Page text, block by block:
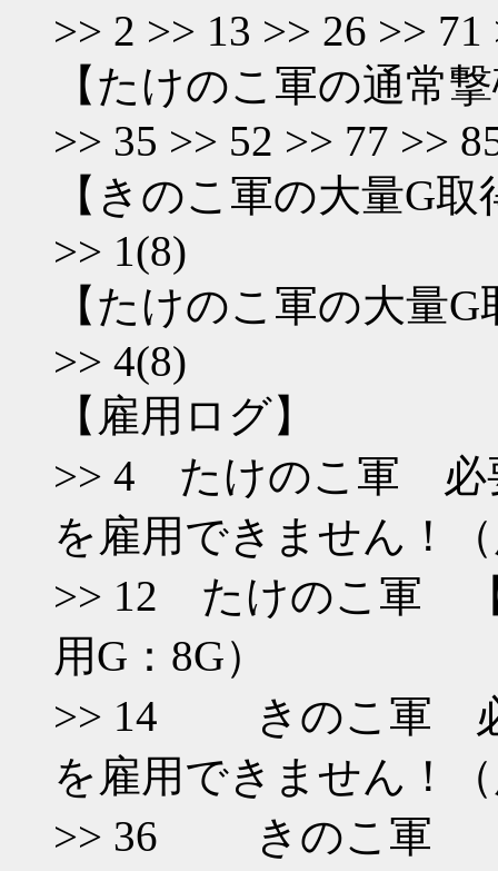
>> 2 >> 13 >> 26 >> 71
【たけのこ軍の通常
>> 35 >> 52 >> 77 >>
【きのこ軍の大量G取
>> 1(8)
【たけのこ軍の大量G
>> 4(8)
【雇用ログ】
>> 4 たけのこ軍 必
を雇用できません！
>> 12 たけのこ軍 【
用G：8G）
>> 14 きのこ軍 必
を雇用できません！
>> 36 きのこ軍 【